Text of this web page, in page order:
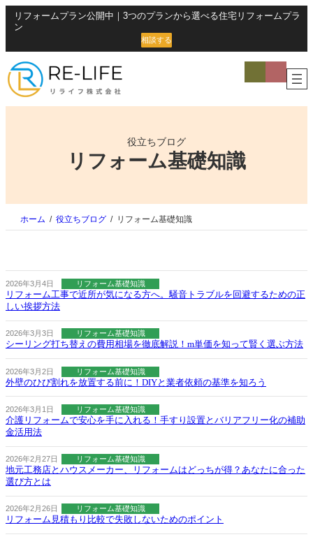
ス
キ
ッ
プ
リフォームプラン公開中｜3つのプランから選べる住宅リフォームプラ
ン
相談する
プ
リ
ン
ク
プ
リ
ン
ク
コ
リ
役立ちブログ
リフォーム基礎知識
ホーム 役立ちブログ リフォーム基礎知識
2026年3月4日 リフォーム基礎知識
リフォーム工事で近所が気になる方へ。騒音トラブルを回避するための正
しい挨拶方法
2026年3月3日 リフォーム基礎知識
シーリング打ち替えの費用相場を徹底解説！m単価を知って賢く選ぶ方法
2026年3月2日 リフォーム基礎知識
外壁のひび割れを放置する前に！DIYと業者依頼の基準を知ろう
2026年3月1日 リフォーム基礎知識
介護リフォームで安心を手に入れる！手すり設置とバリアフリー化の補助
金活用法
2026年2月27日 リフォーム基礎知識
地元工務店とハウスメーカー、リフォームはどっちが得？あなたに合った
選び方とは
2026年2月26日 リフォーム基礎知識
リフォーム見積もり比較で失敗しないためのポイント